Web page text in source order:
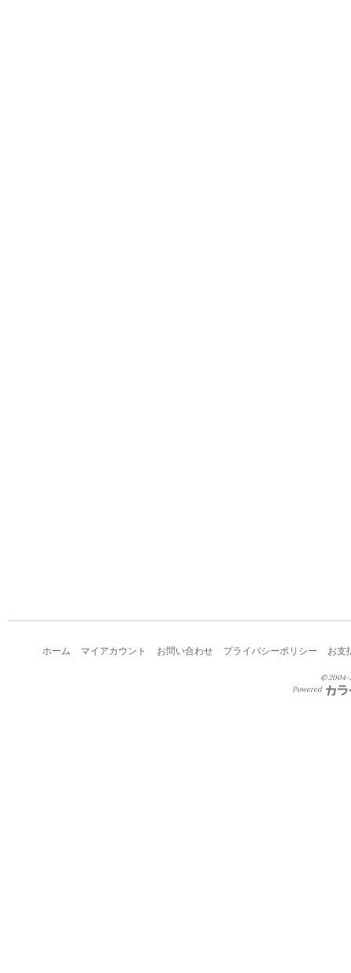
ホーム マイアカウント お問い合わせ プライバシーポリシー お支
© 2004-
Powered